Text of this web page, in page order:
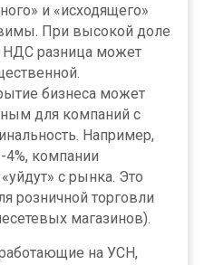
и «исходящего»
При высокой доле
НДС разница может
бизнеса может
для компаний с
Например,
компании
с рынка. Это
розничной торговли
магазинов).
на УСН,